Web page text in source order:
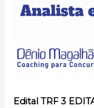
Edital TRF 3